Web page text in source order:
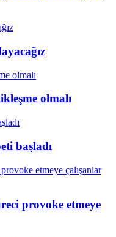
olmalı
başladı
provoke etmeye